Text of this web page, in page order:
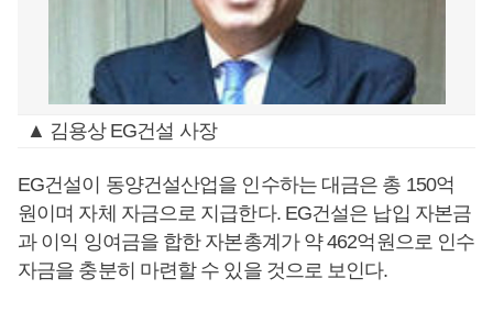
▲ 김용상 EG건설 사장
EG건설이 동양건설산업을 인수하는 대금은 총 150억
원이며 자체 자금으로 지급한다. EG건설은 납입 자본금
과 이익 잉여금을 합한 자본총계가 약 462억원으로 인수
자금을 충분히 마련할 수 있을 것으로 보인다.